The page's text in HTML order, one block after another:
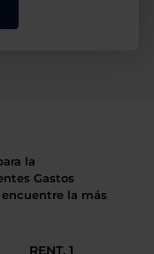
la
Gastos
encuentre la más
RENT. 1